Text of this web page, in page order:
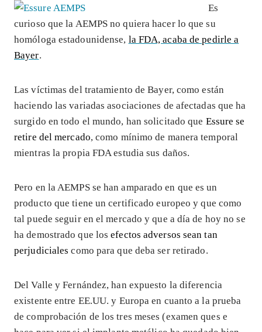
Es
curioso que la AEMPS no quiera hacer lo que su
homóloga estadounidense, la FDA, acaba de pedirle a
Bayer.
Las víctimas del tratamiento de Bayer, como están
haciendo las variadas asociaciones de afectadas que ha
surgido en todo el mundo, han solicitado que Essure se
retire del mercado, como mínimo de manera temporal
mientras la propia FDA estudia sus daños.
Pero en la AEMPS se han amparado en que es un
producto que tiene un certificado europeo y que como
tal puede seguir en el mercado y que a día de hoy no se
ha demostrado que losefectos adversos sean tan
perjudiciales como para que deba ser retirado.
Del Valle y Fernández, han expuesto la diferencia
existente entre EE.UU. y Europa en cuanto a la prueba
de comprobación de los tres meses (examen ques e